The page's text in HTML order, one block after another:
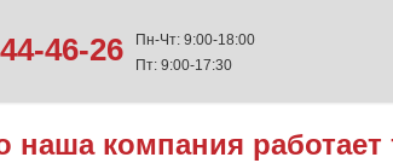
46-26
Пн-Чт: 9:00-18:00
Пт: 9:00-17:30
компания